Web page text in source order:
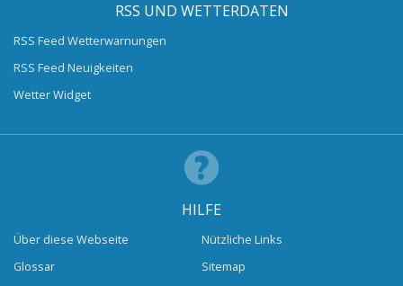
RSS UND WETTERDATEN
RSS Feed Wetterwarnungen
RSS Feed Neuigkeiten
Wetter Widget
HILFE
Über diese Webseite
Glossar
Nützliche Links
Sitemap